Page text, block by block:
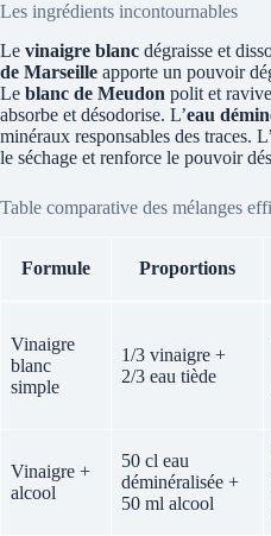
Les ingrédients incontournables
Le vinaigre blanc dégraisse et
de Marseille apporte un pouvoir
Le blanc de Meudon polit et
absorbe et désodorise. L’eau
minéraux responsables des traces.
le séchage et renforce le pouvoir
Table comparative des mélanges
Formule Proportions
Vinaigre
blanc
simple
1/3 vinaigre +
2/3 eau tiède
Vinaigre +
alcool
50 cl eau
déminéralisée +
50 ml alcool